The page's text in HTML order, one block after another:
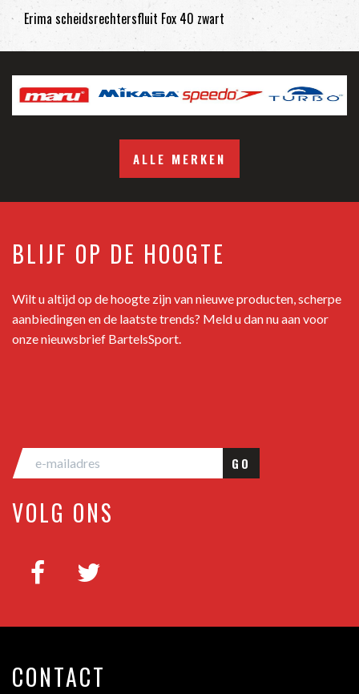
Erima scheidsrechtersfluit Fox 40 zwart
ALLE MERKEN
BLIJF OP DE HOOGTE
Wilt u altijd op de hoogte zijn van nieuwe producten, scherpe
aanbiedingen en de laatste trends? Meld u dan nu aan voor
onze nieuwsbrief BartelsSport.
GO
VOLG ONS
CONTACT